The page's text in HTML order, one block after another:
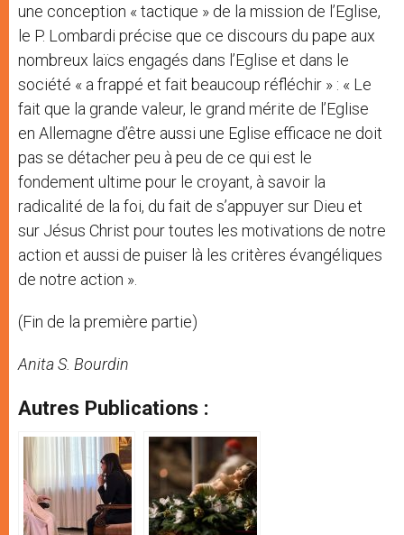
une conception « tactique » de la mission de l’Eglise,
le P. Lombardi précise que ce discours du pape aux
nombreux laïcs engagés dans l’Eglise et dans le
société « a frappé et fait beaucoup réfléchir » : « Le
fait que la grande valeur, le grand mérite de l’Eglise
en Allemagne d’être aussi une Eglise efficace ne doit
pas se détacher peu à peu de ce qui est le
fondement ultime pour le croyant, à savoir la
radicalité de la foi, du fait de s’appuyer sur Dieu et
sur Jésus Christ pour toutes les motivations de notre
action et aussi de puiser là les critères évangéliques
de notre action ».
(Fin de la première partie)
Anita S. Bourdin
Autres Publications :